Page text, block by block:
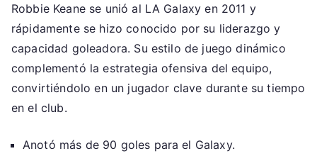
Robbie Keane se unió al LA Galaxy en 2011 y
rápidamente se hizo conocido por su liderazgo y
capacidad goleadora. Su estilo de juego dinámico
complementó la estrategia ofensiva del equipo,
convirtiéndolo en un jugador clave durante su tiempo
en el club.
Anotó más de 90 goles para el Galaxy.